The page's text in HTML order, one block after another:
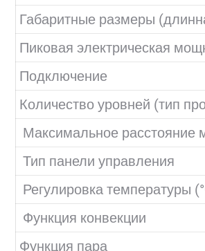
Габаритные размеры
Пиковая электрическая
Подключение
Количество уровней (тип
Максимальное
Тип панели управления
Регулировка температуры
Функция конвекции
Функция пара